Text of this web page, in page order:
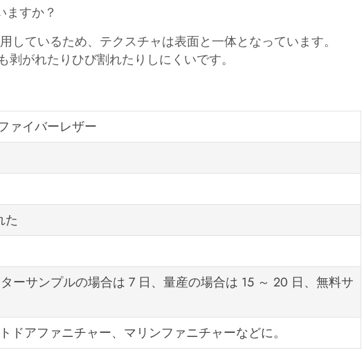
すか？
ているため、テクスチャは表面と一体となっています。
がれたりひび割れたりしにくいです。
ァイバーレザー
た
ーサンプルの場合は 7 日、量産の場合は 15 ～ 20 日、無料サ
アファニチャー、マリンファニチャーなどに。